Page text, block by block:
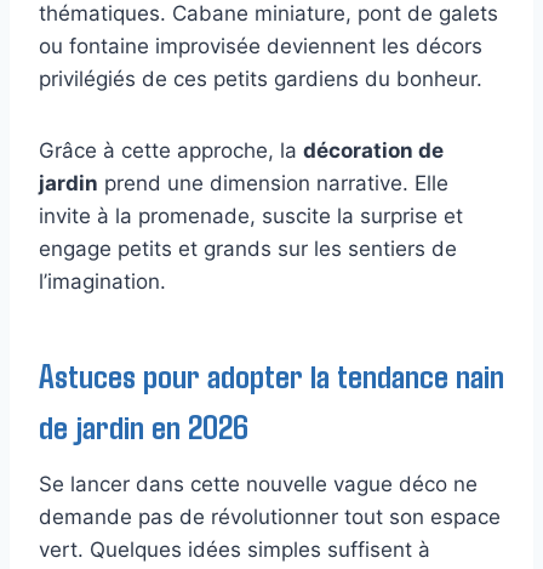
thématiques. Cabane miniature, pont de galets
ou fontaine improvisée deviennent les décors
privilégiés de ces petits gardiens du bonheur.
Grâce à cette approche, la décoration de
jardin prend une dimension narrative. Elle
invite à la promenade, suscite la surprise et
engage petits et grands sur les sentiers de
l’imagination.
Astuces pour adopter la tendance nain
de jardin en 2026
Se lancer dans cette nouvelle vague déco ne
demande pas de révolutionner tout son espace
vert. Quelques idées simples suffisent à